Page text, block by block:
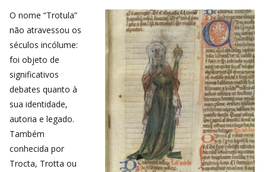
O nome “Trotula”
não atravessou os
séculos incólume:
foi objeto de
significativos
debates quanto à
sua identidade,
autoria e legado.
Também
conhecida por
Trocta, Trotta ou